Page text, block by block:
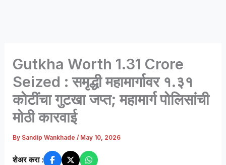
Gutkha Worth 1.31 Crore
Seized : समृद्धी महामार्गावर १.३१
कोटींचा गुटखा जप्त; महामार्ग पोलिसांची
मोठी कारवाई
By Sandip Wankhade/ May 10, 2026
शेअर करा :